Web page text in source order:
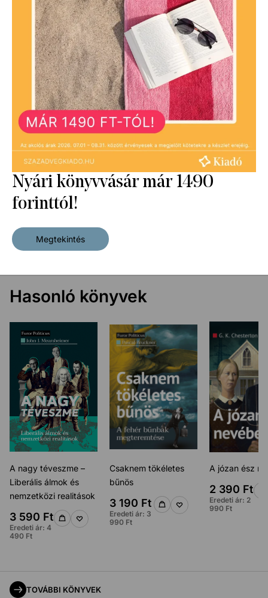
2 790Ft
Eredeti ár:3 490Ft
Hasonló könyvek
A nagy téveszme –
Liberális álmok és
nemzetközi realitások
3 590 Ft
Eredeti ár: 4
490 Ft
Csaknem tökéletes
bűnös
3 190 Ft
Eredeti ár: 3
990 Ft
A józan ész
2 390 Ft
Eredeti ár: 2
990 Ft
TOVÁBBI KÖNYVEK
Nyári könyvvásár már 1490
forinttól!
Megtekintés